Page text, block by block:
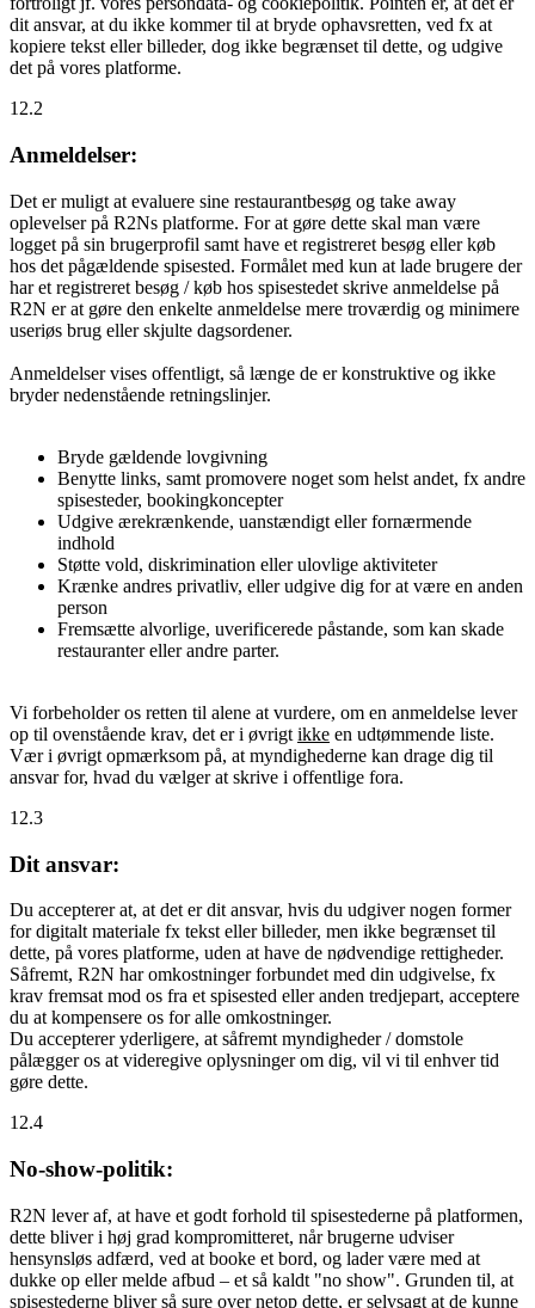
dit ansvar, at du ikke kommer til at bryde ophavsretten, ved fx at
kopiere tekst eller billeder, dog ikke begrænset til dette, og udgive
det på vores platforme.
12.2
Anmeldelser:
Det er muligt at evaluere sine restaurantbesøg og take away
oplevelser på R2Ns platforme. For at gøre dette skal man være
logget på sin brugerprofil samt have et registreret besøg eller køb
hos det pågældende spisested. Formålet med kun at lade brugere der
har et registreret besøg / køb hos spisestedet skrive anmeldelse på
R2N er at gøre den enkelte anmeldelse mere troværdig og minimere
useriøs brug eller skjulte dagsordener.
Anmeldelser vises offentligt, så længe de er konstruktive og ikke
bryder nedenstående retningslinjer.
Bryde gældende lovgivning
Benytte links, samt promovere noget som helst andet, fx andre
spisesteder, bookingkoncepter
Udgive ærekrænkende, uanstændigt eller fornærmende
indhold
Støtte vold, diskrimination eller ulovlige aktiviteter
Krænke andres privatliv, eller udgive dig for at være en anden
person
Fremsætte alvorlige, uverificerede påstande, som kan skade
restauranter eller andre parter.
Vi forbeholder os retten til alene at vurdere, om en anmeldelse lever
op til ovenstående krav, det er i øvrigt ikke en udtømmende liste.
Vær i øvrigt opmærksom på, at myndighederne kan drage dig til
ansvar for, hvad du vælger at skrive i offentlige fora.
12.3
Dit ansvar:
Du accepterer at, at det er dit ansvar, hvis du udgiver nogen former
for digitalt materiale fx tekst eller billeder, men ikke begrænset til
dette, på vores platforme, uden at have de nødvendige rettigheder.
Såfremt, R2N har omkostninger forbundet med din udgivelse, fx
krav fremsat mod os fra et spisested eller anden tredjepart, acceptere
du at kompensere os for alle omkostninger.
Du accepterer yderligere, at såfremt myndigheder / domstole
pålægger os at videregive oplysninger om dig, vil vi til enhver tid
gøre dette.
12.4
No-show-politik:
R2N lever af, at have et godt forhold til spisestederne på platformen,
dette bliver i høj grad kompromitteret, når brugerne udviser
hensynsløs adfærd, ved at booke et bord, og lader være med at
dukke op eller melde afbud – et så kaldt "no show". Grunden til, at
spisestederne bliver så sure over netop dette, er selvsagt at de kunne